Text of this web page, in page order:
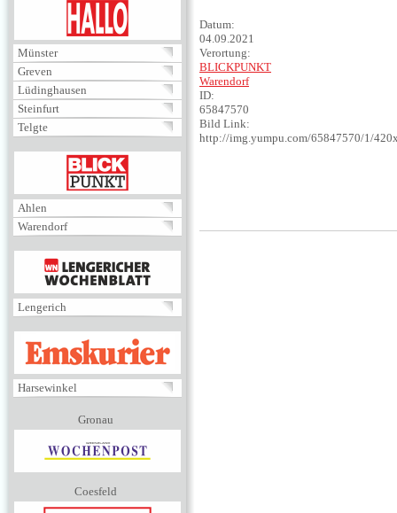
Münster
Greven
Lüdinghausen
Steinfurt
Telgte
BLICKPUNKT
Ahlen
Warendorf
MENÜ
Lengerich
EMSKURIER
Harsewinkel
Gronau
Coesfeld
Datum:
04.09.2021
Verortung:
BLICKPUNKT
Warendorf
ID:
65847570
Bild Link:
http://img.yumpu.com/65847570/1/